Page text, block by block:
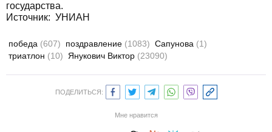
государства.
Источник: УНИАН
победа (607) поздравление (1083) Сапунова (1)
триатлон (10) Янукович Виктор (23090)
ПОДЕЛИТЬСЯ:
Мне нравится